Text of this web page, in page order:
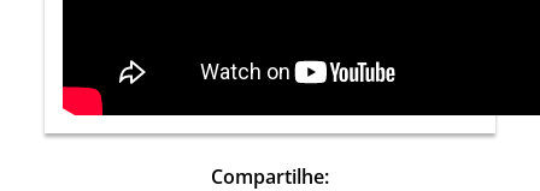
Compartilhe: